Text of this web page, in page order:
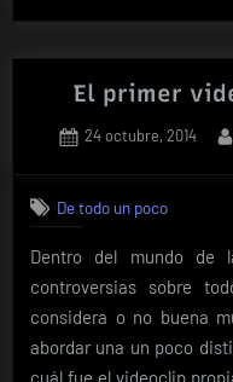
El primer
Posted
24 octubre, 2014
De todo un poco
Dentro del mundo de
controversias sobre
considera o no buena
abordar una un poco